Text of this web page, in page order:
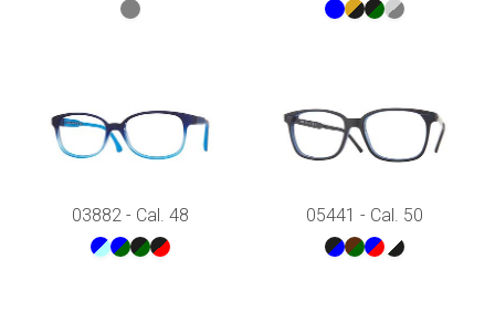
03882 - Cal. 48 05441 - Cal. 50